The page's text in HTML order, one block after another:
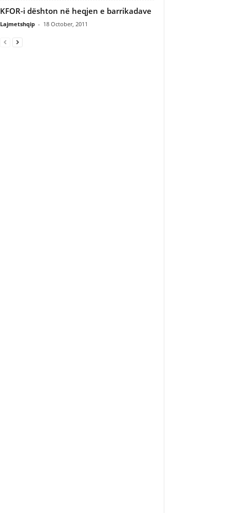
KFOR-i dështon në heqjen e barrikadave
Lajmetshqip - 18 October, 2011